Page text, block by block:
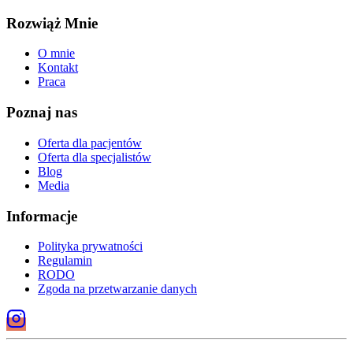
Rozwiąż Mnie
O mnie
Kontakt
Praca
Poznaj nas
Oferta dla pacjentów
Oferta dla specjalistów
Blog
Media
Informacje
Polityka prywatności
Regulamin
RODO
Zgoda na przetwarzanie danych